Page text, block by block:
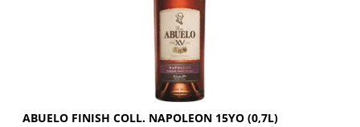
ABUELO FINISH COLL. NAPOLEON 15YO (0,7L)